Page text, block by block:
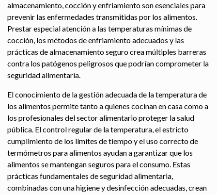
almacenamiento, cocción y enfriamiento son esenciales para
prevenir las enfermedades transmitidas por los alimentos.
Prestar especial atención a las temperaturas mínimas de
cocción, los métodos de enfriamiento adecuados y las
prácticas de almacenamiento seguro crea múltiples barreras
contra los patógenos peligrosos que podrían comprometer la
seguridad alimentaria.
El conocimiento de la gestión adecuada de la temperatura de
los alimentos permite tanto a quienes cocinan en casa como a
los profesionales del sector alimentario proteger la salud
pública. El control regular de la temperatura, el estricto
cumplimiento de los límites de tiempo y el uso correcto de
termómetros para alimentos ayudan a garantizar que los
alimentos se mantengan seguros para el consumo. Estas
prácticas fundamentales de seguridad alimentaria,
combinadas con una higiene y desinfección adecuadas, crean